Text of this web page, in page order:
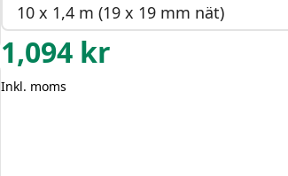
10 x 1,4 m (19 x 19 mm nät)
1,094 kr
Inkl. moms